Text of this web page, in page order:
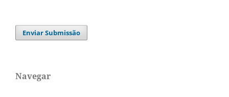
Enviar Submissão
Navegar